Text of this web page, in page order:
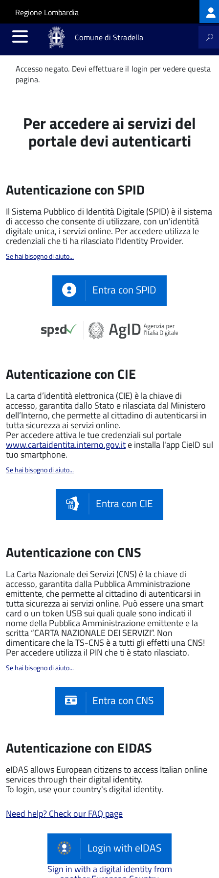
Salta al contenuto principale
Skip to site navigation
Regione Lombardia
Comune di Stradella
Messaggio
di
Accesso negato. Devi effettuare il login per vedere questa
pagina.
Per accedere ai servizi del
portale devi autenticarti
Autenticazione con SPID
Il Sistema Pubblico di Identità Digitale (SPID) è il sistema
di accesso che consente di utilizzare, con un'identità
digitale unica, i servizi online. Per accedere utilizza le
credenziali che ti ha rilasciato l’Identity Provider.
Se hai bisogno di aiuto...
Entra con SPID
Autenticazione con CIE
La carta d’identità elettronica (CIE) è la chiave di
accesso, garantita dallo Stato e rilasciata dal Ministero
dell’Interno, che permette al cittadino di autenticarsi in
tutta sicurezza ai servizi online.
Per accedere attiva le tue credenziali sul portale
www.cartaidentita.interno.gov.ite installa l'app CieID sul
tuo smartphone.
Se hai bisogno di aiuto...
Entra con CIE
Autenticazione con CNS
La Carta Nazionale dei Servizi (CNS) è la chiave di
accesso, garantita dalla Pubblica Amministrazione
emittente, che permette al cittadino di autenticarsi in
tutta sicurezza ai servizi online. Può essere una smart
card o un token USB sui quali quale sono indicati il
nome della Pubblica Amministrazione emittente e la
scritta “CARTA NAZIONALE DEI SERVIZI”. Non
dimenticare che la TS-CNS è a tutti gli effetti una CNS!
Per accedere utilizza il PIN che ti è stato rilasciato.
Se hai bisogno di aiuto...
Entra con CNS
Autenticazione con EIDAS
eIDAS allows European citizens to access Italian online
services through their digital identity.
To login, use your country's digital identity.
Need help? Check our FAQ page
Login with eIDAS
Sign in with a digital identity from